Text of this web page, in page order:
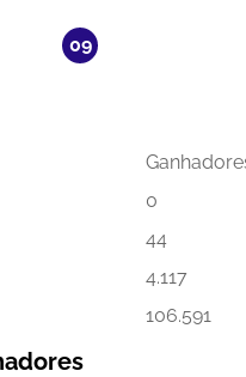
09
0
44
4.117
106.591